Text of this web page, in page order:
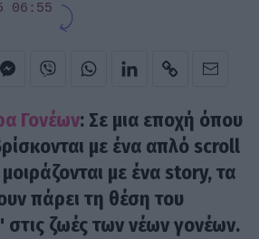
06:55
Γονέων: Σε μια εποχή όπου
με ένα απλό scroll
μοιράζονται με ένα story, τα
πάρει τη θέση του
ζωές των νέων γονέων.